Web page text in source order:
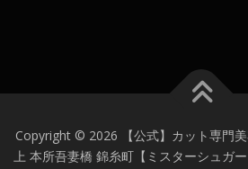
Copyright © 2026 【公式】カット専門
上 本所吾妻橋 錦糸町【ミスターシュガー